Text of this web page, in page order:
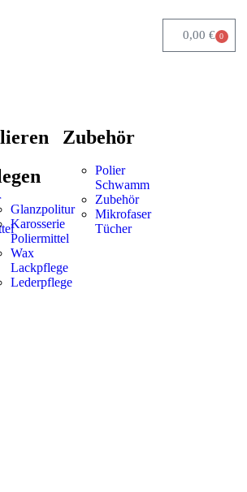
Glanzpolitur
Karosserie
Poliermittel
Wax
Lackpflege
Lederpflege
Zubehör
Polier
Schwamm
Zubehör
Mikrofaser
Tücher
0,00 € 0